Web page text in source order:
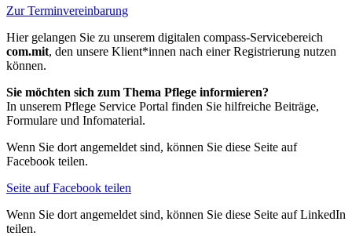
Zur Terminvereinbarung
Hier gelangen Sie zu unserem digitalen compass-Servicebereich
com.mit, den unsere Klient*innen nach einer Registrierung nutzen
können.
Sie möchten sich zum Thema Pflege informieren?
In unserem Pflege Service Portal finden Sie hilfreiche Beiträge,
Formulare und Infomaterial.
Wenn Sie dort angemeldet sind, können Sie diese Seite auf
Facebook teilen.
Seite auf Facebook teilen
Wenn Sie dort angemeldet sind, können Sie diese Seite auf LinkedIn
teilen.